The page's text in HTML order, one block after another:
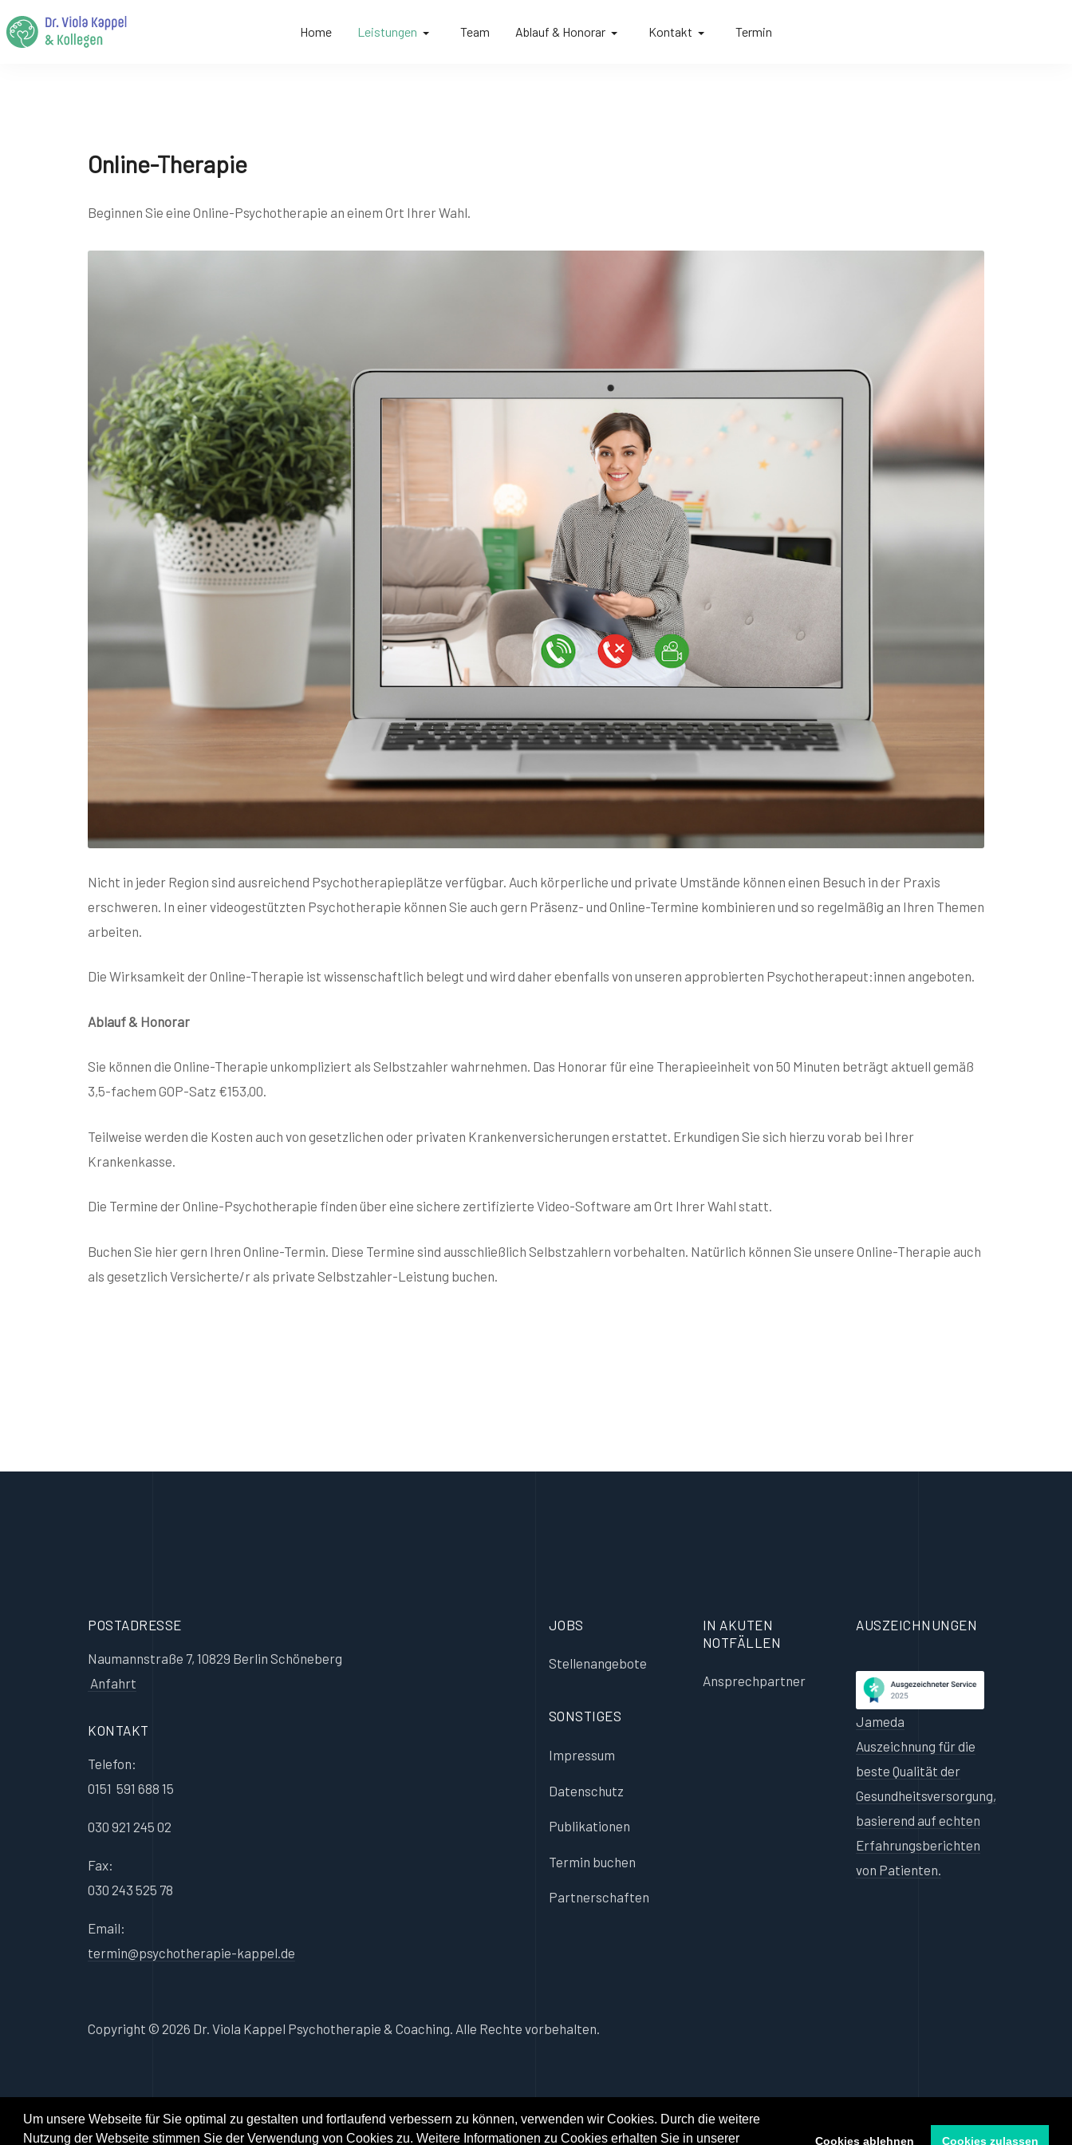
Um unsere Webseite für Sie optimal zu gestalten und fortlaufend verbessern zu können, verwenden wir Cookies. Durch die weitere
Nutzung der Webseite stimmen Sie der Verwendung von Cookies zu. Weitere Informationen zu Cookies erhalten Sie in unserer
Cookies ablehnen Cookies zulassen
Home Leistungen Team Ablauf & Honorar Kontakt Termin
Online-Therapie
Beginnen Sie eine Online-Psychotherapie an einem Ort Ihrer Wahl.
Nicht in jeder Region sind ausreichend Psychotherapieplätze verfügbar. Auch körperliche und private Umstände können einen Besuch in der Praxis
erschweren. In einer videogestützten Psychotherapie können Sie auch gern Präsenz- und Online-Termine kombinieren und so regelmäßig an Ihren Themen
arbeiten.
Die Wirksamkeit der Online-Therapie ist wissenschaftlich belegt und wird daher ebenfalls von unseren approbierten Psychotherapeut:innen angeboten.
Ablauf & Honorar
Sie können die Online-Therapie unkompliziert als Selbstzahler wahrnehmen. Das Honorar für eine Therapieeinheit von 50 Minuten beträgt aktuell gemäß
3,5-fachem GOP-Satz €153,00.
Teilweise werden die Kosten auch von gesetzlichen oder privaten Krankenversicherungen erstattet. Erkundigen Sie sich hierzu vorab bei Ihrer
Krankenkasse.
Die Termine der Online-Psychotherapie finden über eine sichere zertifizierte Video-Software am Ort Ihrer Wahl statt.
Buchen Sie hier gern Ihren Online-Termin. Diese Termine sind ausschließlich Selbstzahlern vorbehalten. Natürlich können Sie unsere Online-Therapie auch
als gesetzlich Versicherte/r als private Selbstzahler-Leistung buchen.
POSTADRESSE
Naumannstraße 7, 10829 Berlin Schöneberg
Anfahrt
KONTAKT
Telefon:
0151 591 688 15
030 921 245 02
Fax:
030 243 525 78
Email:
termin@psychotherapie-kappel.de
JOBS
Stellenangebote
SONSTIGES
Impressum
Datenschutz
Publikationen
Termin buchen
Partnerschaften
IN AKUTEN
NOTFÄLLEN
Ansprechpartner
AUSZEICHNUNGEN
Jameda
Auszeichnung für die
beste Qualität der
Gesundheitsversorgung,
basierend auf echten
Erfahrungsberichten
von Patienten.
Copyright © 2026 Dr. Viola Kappel Psychotherapie & Coaching. Alle Rechte vorbehalten.